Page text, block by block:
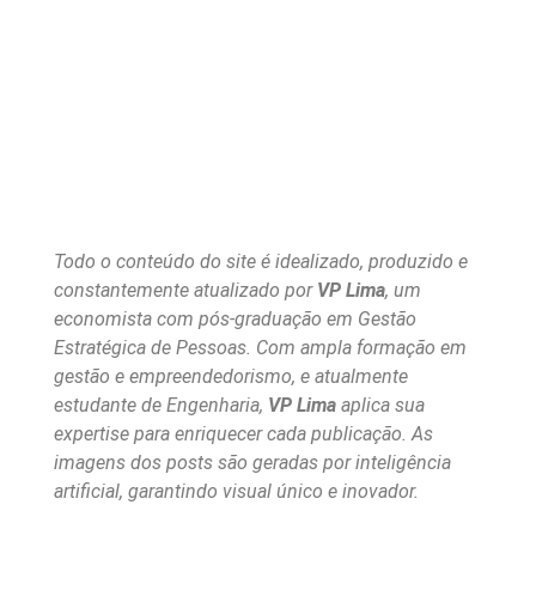
Todo o conteúdo do site é idealizado, produzido e
constantemente atualizado por VP Lima, um
economista com pós-graduação em Gestão
Estratégica de Pessoas. Com ampla formação em
gestão e empreendedorismo, e atualmente
estudante de Engenharia, VP Lima aplica sua
expertise para enriquecer cada publicação. As
imagens dos posts são geradas por inteligência
artificial, garantindo visual único e inovador.